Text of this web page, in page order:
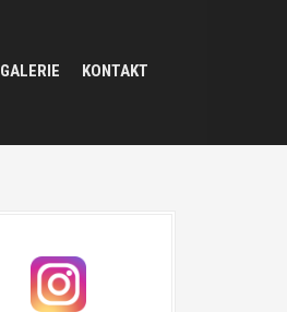
GALERIE KONTAKT